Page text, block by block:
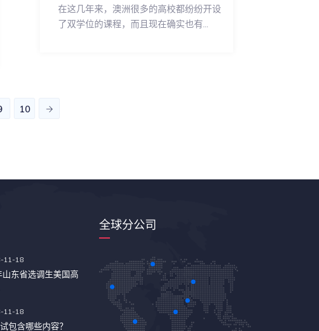
在这几年来，澳洲很多的高校都纷纷开设
了双学位的课程，而且现在确实也有...
10
11-18
山东省选调生美国高
11-18
包含哪些内容？
全球分公司